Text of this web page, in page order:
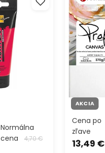
Normálna
cena
4,70 €
ARTMIE
AKCIA
Cena po
zľave
13,49 €